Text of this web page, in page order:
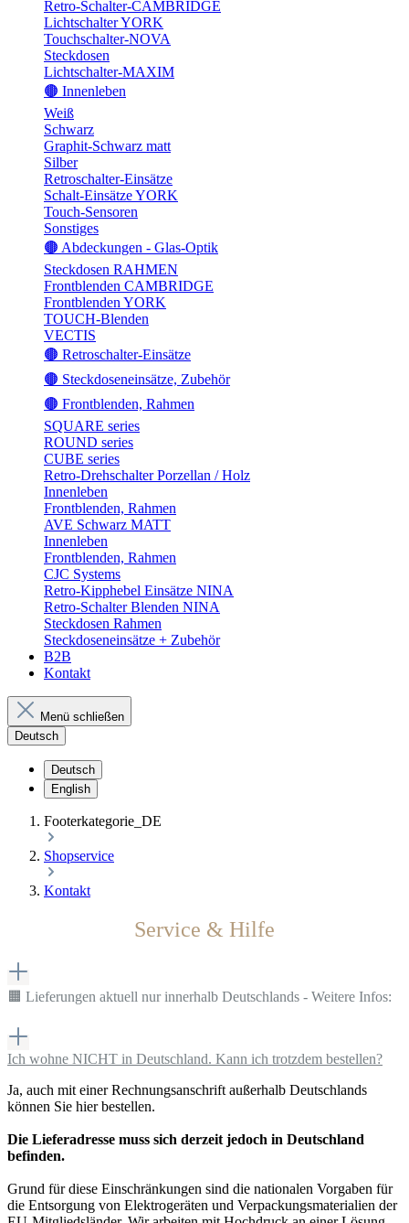
Retro-Schalter-CAMBRIDGE
Lichtschalter YORK
Touchschalter-NOVA
Steckdosen
Lichtschalter-MAXIM
🟤 Innenleben
Weiß
Schwarz
Graphit-Schwarz matt
Silber
Retroschalter-Einsätze
Schalt-Einsätze YORK
Touch-Sensoren
Sonstiges
🟤 Abdeckungen - Glas-Optik
Steckdosen RAHMEN
Frontblenden CAMBRIDGE
Frontblenden YORK
TOUCH-Blenden
VECTIS
🟤 Retroschalter-Einsätze
🟤 Steckdoseneinsätze, Zubehör
🟤 Frontblenden, Rahmen
SQUARE series
ROUND series
CUBE series
Retro-Drehschalter Porzellan / Holz
Innenleben
Frontblenden, Rahmen
AVE Schwarz MATT
Innenleben
Frontblenden, Rahmen
CJC Systems
Retro-Kipphebel Einsätze NINA
Retro-Schalter Blenden NINA
Steckdosen Rahmen
Steckdoseneinsätze + Zubehör
B2B
Kontakt
Menü schließen
Deutsch
Deutsch
English
Footerkategorie_DE
Shopservice
Kontakt
Service & Hilfe
🟧 Lieferungen aktuell nur innerhalb Deutschlands - Weitere Infos:
Ich wohne NICHT in Deutschland. Kann ich trotzdem bestellen?
Ja, auch mit einer Rechnungsanschrift außerhalb Deutschlands
können Sie hier bestellen.
Die Lieferadresse muss sich derzeit jedoch in Deutschland
befinden.
Grund für diese Einschränkungen sind die nationalen Vorgaben für
die Entsorgung von Elektrogeräten und Verpackungsmaterialien der